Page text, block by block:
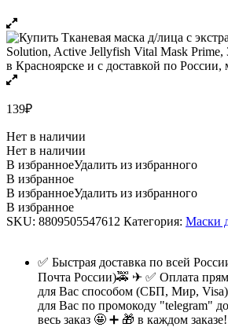
139₽
Нет в наличии
Нет в наличии
В избранноеУдалить из избранного
В избранное
В избранноеУдалить из избранного
В избранное
SKU: 8809505547612 Категория: Маски
✅ Быстрая доставка по всей
Почта России)🚕 ✈ ✅ Оплата
для Вас способом (СБП, Мир,
для Вас по промокоду "telegram"
весь заказ 🤩 ➕ 🎁 в каждом заказе!